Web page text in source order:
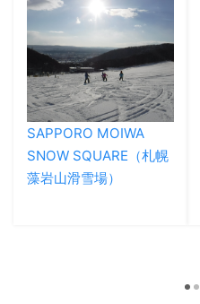
SAPPORO MOIWA
SNOW SQUARE（札幌
藻岩山滑雪場）